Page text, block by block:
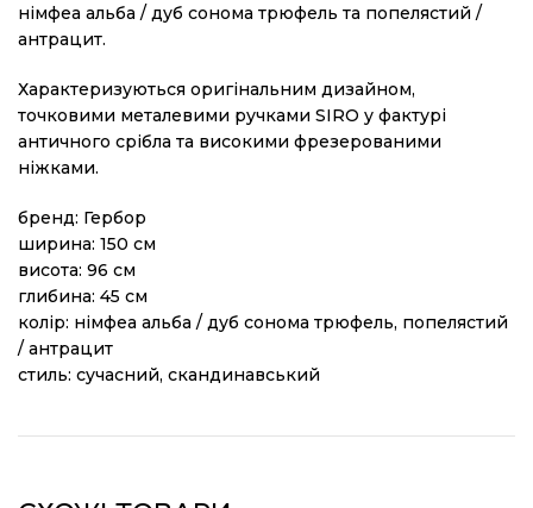
німфеа альба / дуб сонома трюфель та попелястий /
антрацит.
Характеризуються оригінальним дизайном,
точковими металевими ручками SIRO у фактурі
античного срібла та високими фрезерованими
ніжками.
бренд: Гербор
ширина: 150 см
висота: 96 см
глибина: 45 см
колір: німфеа альба / дуб сонома трюфель, попелястий
/ антрацит
стиль: сучасний, скандинавський